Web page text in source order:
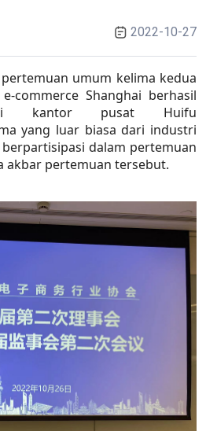
2022-10-27
umum kelima kedua
commerce Shanghai berhasil
di kantor pusat Huifu
yang luar biasa dari industri
dalam pertemuan
akbar pertemuan tersebut.